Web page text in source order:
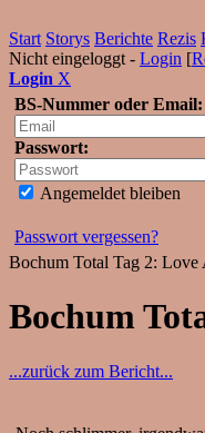
Start Storys Berichte Rezis
Nicht eingeloggt - Login [
Login X
BS-Nummer oder Email:
Passwort:
Angemeldet bleiben
Passwort vergessen?
Bochum Total Tag 2:
Bochum
...zurück zum Bericht...